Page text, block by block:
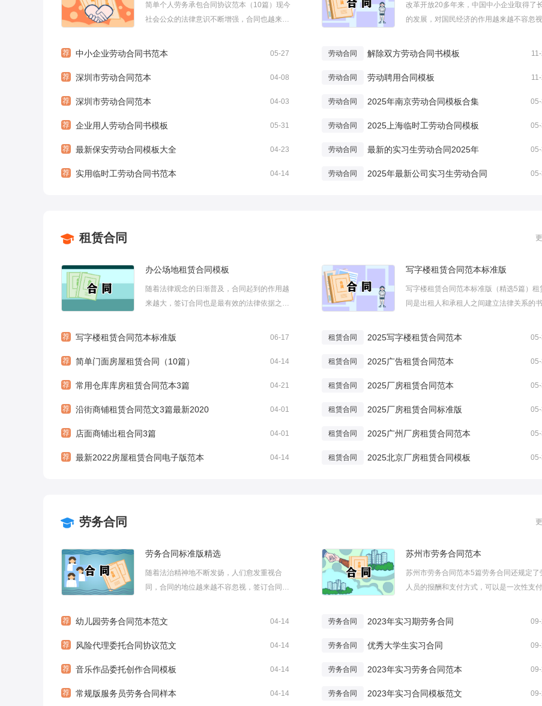
简单个人劳务承包合同协议范本（10篇）现今
社会公众的法律意识不断增强，合同也越来越
一定的自由。以下是小编整理的一些简单个人
个人劳务承包合同协议范本（篇1）用人单...
荐 中小企业劳动合同书范本 05-27
荐 深圳市劳动合同范本 04-08
荐 深圳市劳动合同范本 04-03
荐 企业用人劳动合同书模板 05-31
荐 最新保安劳动合同模板大全 04-23
荐 实用临时工劳动合同书范本 04-14
改革开放20多年来，中国中小企业取得了
的发展，对国民经济的作用越来越不容忽
是小编为大家整理的中小企业劳动合同书范
根据《中华人民共和国劳动法》等有关法...
劳动合同 解除双方劳动合同书模板
劳动合同 劳动聘用合同模板
劳动合同 2025年南京劳动合同模板合集
劳动合同 2025上海临时工劳动合同模板
劳动合同 最新的实习生劳动合同2025年
劳动合同 2025年最新公司实习生劳动合同
租赁合同
办公场地租赁合同模板
随着法律观念的日渐普及，合同起到的作用越
来越大，签订合同也是最有效的法律依据之
面小编给大家带来办公场地租赁合同模板5篇，
人（甲方）：_________租用人（...
荐 写字楼租赁合同范本标准版 06-17
荐 简单门面房屋租赁合同（10篇） 04-14
荐 常用仓库库房租赁合同范本3篇 04-21
荐 沿街商铺租赁合同范文3篇最新2020 04-01
荐 店面商铺出租合同3篇 04-01
荐 最新2022房屋租赁合同电子版范本 04-14
写字楼租赁合同范本标准版
写字楼租赁合同范本标准版（精选5篇）租
同是出租人和承租人之间建立法律关系的
一些关于写字楼租赁合同范本标准版，供大
出租方 (以下简称甲方)中文：英文：...
租赁合同 2025写字楼租赁合同范本
租赁合同 2025广告租赁合同范本
租赁合同 2025厂房租赁合同范本
租赁合同 2025厂房租赁合同标准版
租赁合同 2025广州厂房租赁合同范本
租赁合同 2025北京厂房租赁合同模板
劳务合同
劳务合同标准版精选
随着法治精神地不断发扬，人们愈发重视合
同，合同的地位越来越不容忽视，签订合同也
的时候需要注意什么问题呢？下面小编给大家
劳务合同标准版精选篇1甲方：地址：乙方：...
荐 幼儿园劳务合同范本范文 04-14
荐 风险代理委托合同协议范文 04-14
荐 音乐作品委托创作合同模板 04-14
荐 常规版服务员劳务合同样本 04-14
苏州市劳务合同范本
苏州市劳务合同范本5篇劳务合同还规定了
人员的报酬和支付方式，可以是一次性支
于苏州市劳务合同范本，供大家参考学习。
___________________...
劳务合同 2023年实习期劳务合同
劳务合同 优秀大学生实习合同
劳务合同 2023年实习劳务合同范本
劳务合同 2023年实习合同模板范文